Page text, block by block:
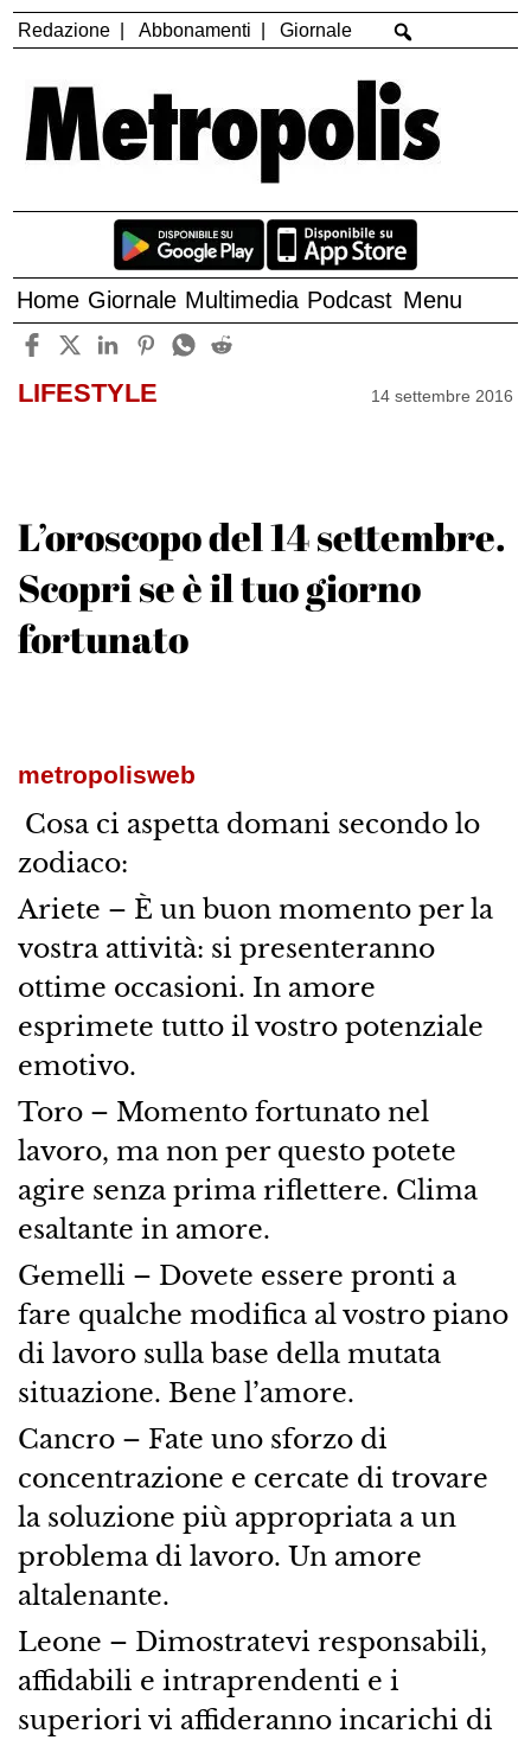
Redazione Abbonamenti Giornale
Home Giornale Multimedia Podcast Menu
LIFESTYLE 14 settembre 2016
L’oroscopo del 14 settembre.
Scopri se è il tuo giorno
fortunato
metropolisweb
Cosa ci aspetta domani secondo lo
zodiaco:
Ariete – È un buon momento per la
vostra attività: si presenteranno
ottime occasioni. In amore
esprimete tutto il vostro potenziale
emotivo.
Toro – Momento fortunato nel
lavoro, ma non per questo potete
agire senza prima riflettere. Clima
esaltante in amore.
Gemelli – Dovete essere pronti a
fare qualche modifica al vostro piano
di lavoro sulla base della mutata
situazione. Bene l’amore.
Cancro – Fate uno sforzo di
concentrazione e cercate di trovare
la soluzione più appropriata a un
problema di lavoro. Un amore
altalenante.
Leone – Dimostratevi responsabili,
affidabili e intraprendenti e i
superiori vi affideranno incarichi di